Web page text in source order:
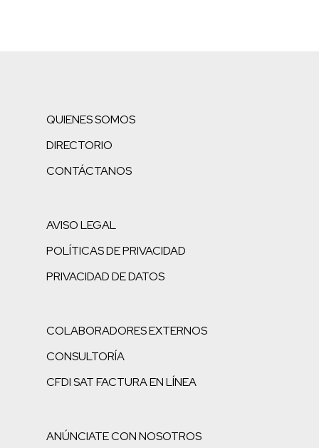
QUIENES SOMOS
DIRECTORIO
CONTÁCTANOS
AVISO LEGAL
POLÍTICAS DE PRIVACIDAD
PRIVACIDAD DE DATOS
COLABORADORES EXTERNOS
CONSULTORÍA
CFDI SAT FACTURA EN LÍNEA
ANÚNCIATE CON NOSOTROS